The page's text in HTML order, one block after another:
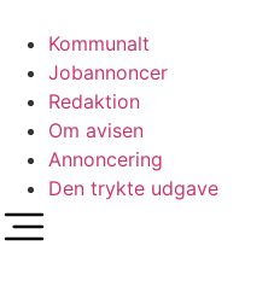
indhold
Kommunalt
Jobannoncer
Redaktion
Om avisen
Annoncering
Den trykte udgave